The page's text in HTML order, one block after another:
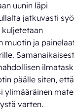
uunin läpi
jatkuvasti
kuljetetaan
muotin ja
päälle siten,
ylimääräinen
varten.